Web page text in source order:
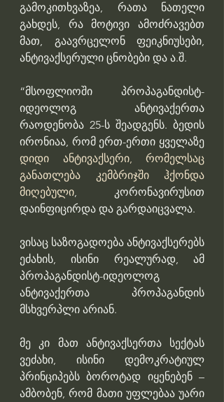
გამოკითხვაზეა, რათა ნათელი
გახდეს, რა მოტივი ამოძრავებთ
მათ, გაავრცელონ ფეიკნიუსები,
ანტივაქსერული ცნობები და ა.შ.
“მსოფლიოში პროპაგანდისტ-
იდეოლოგ ანტივაქერთა
რაოდენობა 25-ს შეადგენს. ბედის
დიდი ანტივაქსერი, რომელსაც
განათლება კემბრიჯში ჰქონდა
მიღებული, კორონავირუსით
დაინფიცირდა და გარდაიცვალა.
ვისაც საზოგადოება ანტივაქსერებს
ეძახის, ისინი რეალურად, ამ
პროპაგანდისტ-იდეოლოგ
ანტივაქერთა პროპაგანდის
მსხვერპლი არიან.
მე კი მათ ანტივაქსერთა სექტას
ვეძახი, ისინი დემოკრატიულ
პრინციპებს ბოროტად იყენებენ –
ამბობენ, რომ მათი უფლებაა უარი